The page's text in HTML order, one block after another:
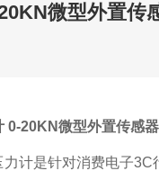
微型外置传
0-20KN微型外置传感
计是针对消费电子3C